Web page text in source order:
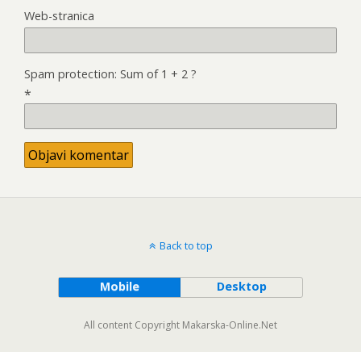
Web-stranica
Spam protection: Sum of 1 + 2 ?
*
Back to top
Mobile Desktop
All content Copyright Makarska-Online.Net